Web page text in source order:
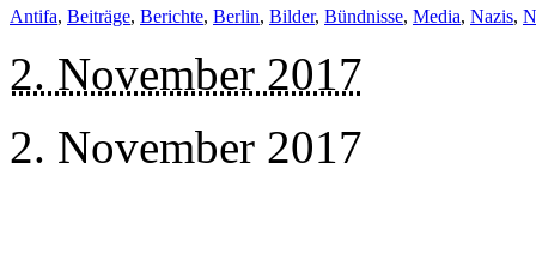
Antifa, Beiträge, Berichte, Berlin, Bilder, Bündnisse, Media, Nazis,
2. November 2017
2. November 2017